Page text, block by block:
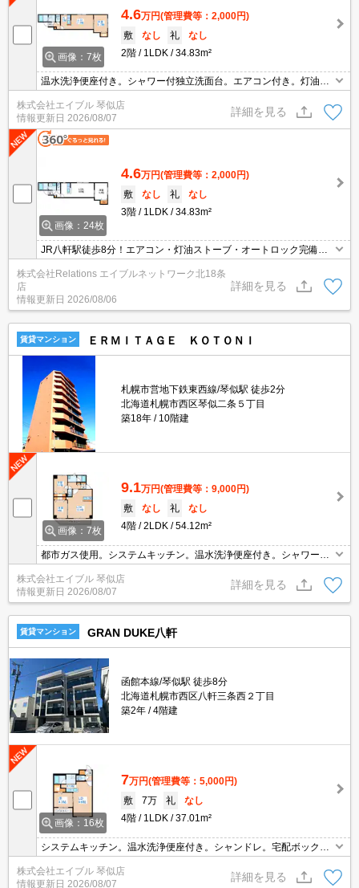
画像：7枚
4.6万円(管理費等：2,000円)
敷
なし 礼
なし
2階
1LDK 34.83m²
温水洗浄便座付き。シャワー付独立洗面台。エアコン付き。灯油F
ック。TVインターホン付き。24時間換気システム。初期費用カード
払い可。
株式会社エイブル 琴似店
情報更新日 2026/08/07
詳細を見る
画像：24枚
4.6万円(管理費等：2,000円)
敷
なし 礼
なし
3階
1LDK 34.83m²
JR八軒駅徒歩8分！エアコン・灯油ストーブ・オートロック完備！
駐車場シャッター付き車庫！TVインターホン完備☆彡JR・地下鉄ど
ちらも使用可能です！
株式会社Relations エイブルネットワーク北18条
店
情報更新日 2026/08/06
詳細を見る
賃貸マンション ＥＲＭＩＴＡＧＥ ＫＯＴＯＮＩ
札幌市営地下鉄東西線/琴似駅 徒歩2分
北海道札幌市西区琴似二条５丁目
築18年
10階建
画像：7枚
9.1万円(管理費等：9,000円)
敷
なし 礼
なし
4階
2LDK 54.12m²
都市ガス使用。システムキッチン。温水洗浄便座付き。シャワー付
独立洗面台。トランクルームあり。オートロック。エレベーターあ
り。宅配ボックスあり。バルコニー。駐輪場有。初期費用カード払
い可。
株式会社エイブル 琴似店
情報更新日 2026/08/07
詳細を見る
賃貸マンション GRAN DUKE八軒
函館本線/琴似駅 徒歩8分
北海道札幌市西区八軒三条西２丁目
築2年
4階建
画像：16枚
7万円(管理費等：5,000円)
敷
7万 礼
なし
4階
1LDK 37.01m²
システムキッチン。温水洗浄便座付き。シャンドレ。宅配ボックス
あり。TVインターホン付き。エレベーターあり。駐輪場有。バルコ
ニー。最寄り駅まで徒歩8分！。初期費用カード払い可。
株式会社エイブル 琴似店
情報更新日 2026/08/07
詳細を見る